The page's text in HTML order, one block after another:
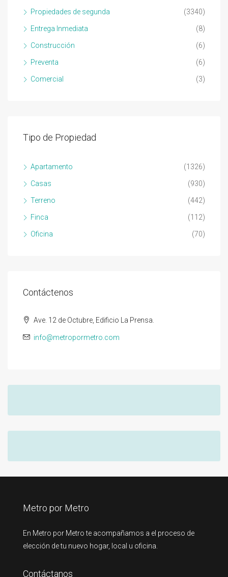
Propiedades de segunda (3340)
Entrega Inmediata (8)
Construcción (6)
Preventa (6)
Comercial (3)
Tipo de Propiedad
Apartamento (1326)
Casas (930)
Terreno (442)
Finca (112)
Oficina (70)
Contáctenos
Ave. 12 de Octubre, Edificio La Prensa.
info@metropormetro.com
Metro por Metro
En Metro por Metro te acompañamos a el proceso de
elección de tu nuevo hogar, local u oficina.
Contáctanos